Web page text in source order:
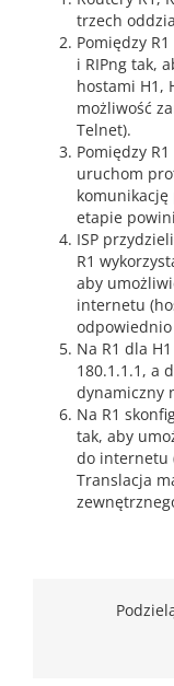
trzech
Pomiędzy
i RIPng tak,
hostami H1,
możliwość
Telnet).
Pomiędzy
uruchom
komunikację
etapie
ISP
R1
aby
internetu
Na R1 dla
180.1.1.1, a
dynamiczny
Na R1
tak, aby
do internetu
Translacja